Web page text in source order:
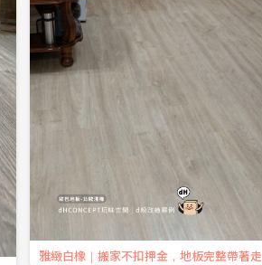
雅緻白橡｜搬家不扣押金，地板完整帶著走